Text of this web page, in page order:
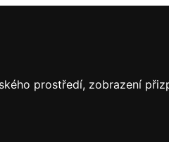
prostředí, zobrazení